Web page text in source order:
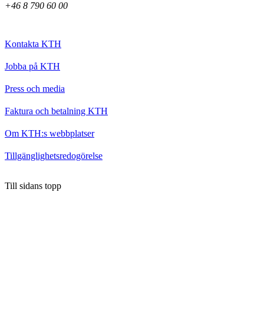
+46 8 790 60 00
Kontakta KTH
Jobba på KTH
Press och media
Faktura och betalning KTH
Om KTH:s webbplatser
Tillgänglighetsredogörelse
Till sidans topp